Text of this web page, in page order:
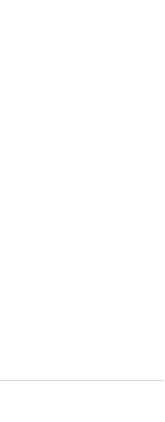
请在个人申请记录页面
页面